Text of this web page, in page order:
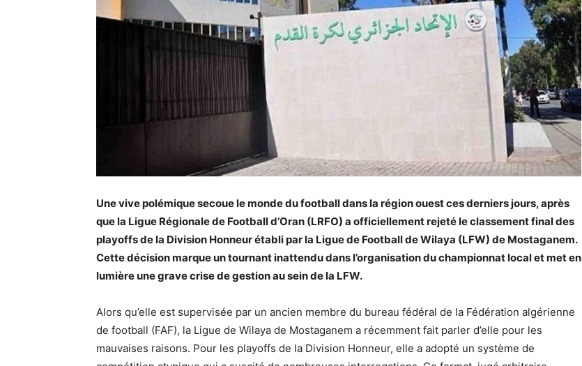
Une vive polémique secoue le monde du football dans la région ouest ces derniers jours, après
que la Ligue Régionale de Football d’Oran (LRFO) a officiellement rejeté le classement final des
playoffs de la Division Honneur établi par la Ligue de Football de Wilaya (LFW) de Mostaganem.
Cette décision marque un tournant inattendu dans l’organisation du championnat local et met en
lumière une grave crise de gestion au sein de la LFW.
Alors qu’elle est supervisée par un ancien membre du bureau fédéral de la Fédération algérienne
de football (FAF), la Ligue de Wilaya de Mostaganem a récemment fait parler d’elle pour les
mauvaises raisons. Pour les playoffs de la Division Honneur, elle a adopté un système de